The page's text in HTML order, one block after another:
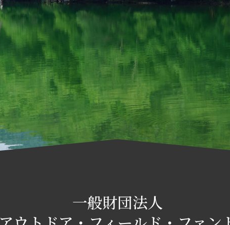
一般財団法人